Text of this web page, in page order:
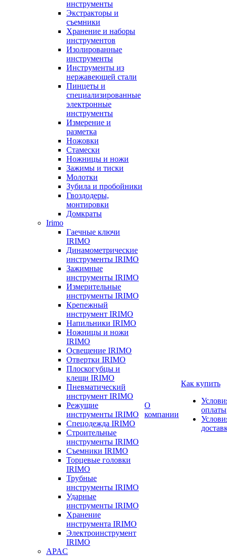
инструменты
Экстракторы и
съемники
Хранение и наборы
инструментов
Изолированные
инструменты
Инструменты из
нержавеющей стали
Пинцеты и
специализированные
электронные
инструменты
Измерение и
разметка
Ножовки
Стамески
Ножницы и ножи
Зажимы и тиски
Молотки
Зубила и пробойники
Гвоздодеры,
монтировки
Домкраты
Irimo
Гаечные ключи
IRIMO
Динамометрические
инструменты IRIMO
Зажимные
инструменты IRIMO
Измерительные
инструменты IRIMO
Крепежный
инструмент IRIMO
Напильники IRIMO
Ножницы и ножи
IRIMO
Освещение IRIMO
Отвертки IRIMO
Плоскогубцы и
клещи IRIMO
Пневматический
инструмент IRIMO
Режущие
инструменты IRIMO
Спецодежда IRIMO
Строительные
инструменты IRIMO
Съемники IRIMO
Торцевые головки
IRIMO
Трубные
инструменты IRIMO
Ударные
инструменты IRIMO
Хранение
инструмента IRIMO
Электроинструмент
IRIMO
APAC
О
компании
Как купить
оплаты